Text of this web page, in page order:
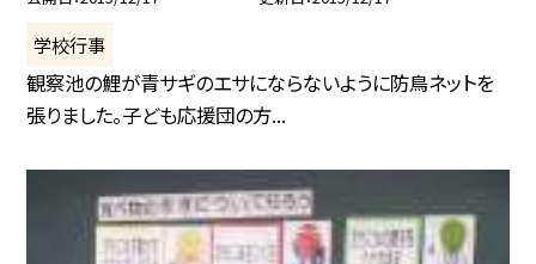
学校行事
観察池の鯉が青サギのエサにならないように防鳥ネットを
張りました。子ども応援団の方...